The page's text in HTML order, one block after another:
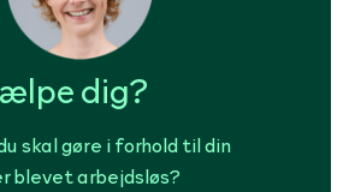
dig?
skal gøre i forhold til din
blevet arbejdsløs?